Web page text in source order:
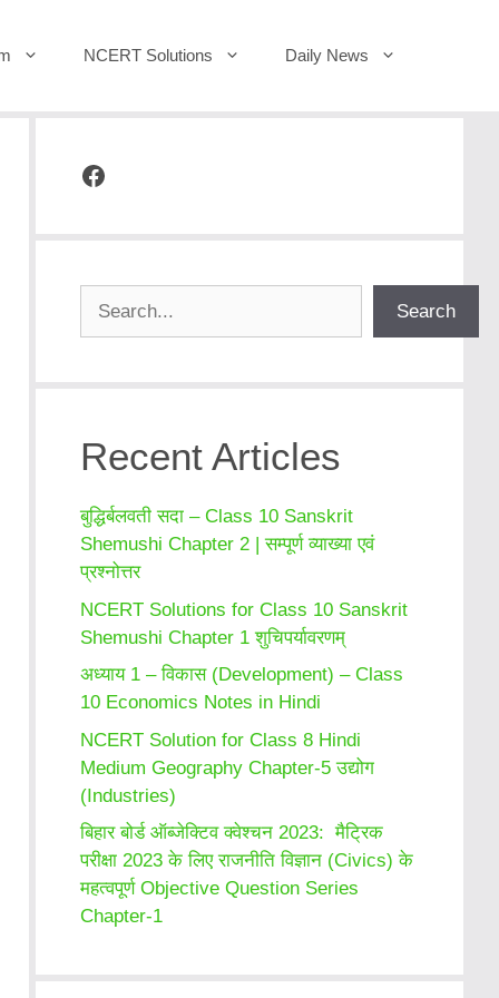
NCERT Solutions Daily News
Facebook
Search
Recent Articles
बुद्धिर्बलवती सदा – Class 10 Sanskrit
Shemushi Chapter 2 | सम्पूर्ण व्याख्या एवं
प्रश्नोत्तर
NCERT Solutions for Class 10 Sanskrit
Shemushi Chapter 1 शुचिपर्यावरणम्
अध्याय 1 – विकास (Development) – Class
10 Economics Notes in Hindi
NCERT Solution for Class 8 Hindi
Medium Geography Chapter-5 उद्योग
(Industries)
बिहार बोर्ड ऑब्जेक्टिव क्वेश्चन 2023: मैट्रिक
परीक्षा 2023 के लिए राजनीति विज्ञान (Civics) के
महत्वपूर्ण Objective Question Series
Chapter-1